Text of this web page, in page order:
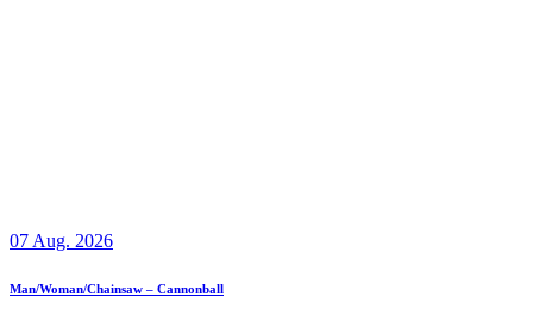
07 Aug. 2026
Man/Woman/Chainsaw – Cannonball